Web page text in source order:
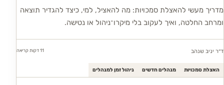
מדריך מעשי להאצלת סמכויות: מה להאציל, למי, כיצד להגדיר תוצאה
ומרחב החלטה, ואיך לעקוב בלי מיקרו־ניהול או נטישה.
ד״ר יניב שנהב 11 דקות קריאה
האצלת סמכויות מנהלים חדשים ניהול זמן למנהלים